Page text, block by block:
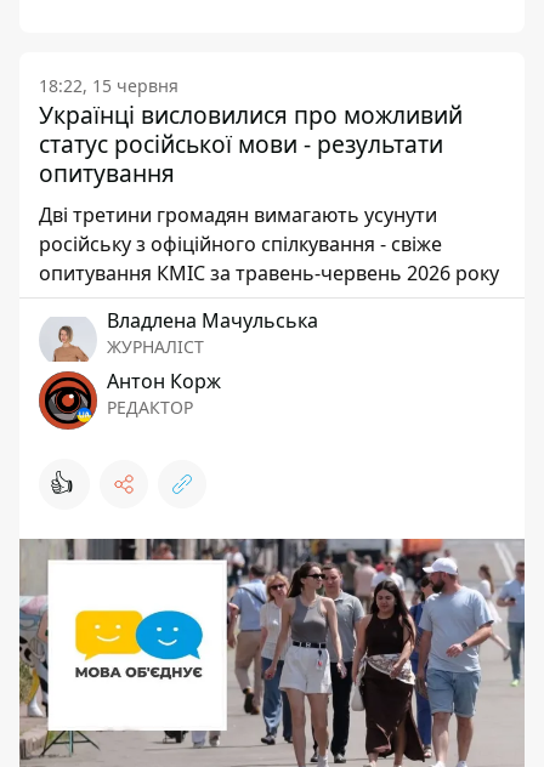
18:22, 15 червня
Українці висловилися про можливий
статус російської мови - результати
опитування
Дві третини громадян вимагають усунути
російську з офіційного спілкування - свіже
опитування КМІС за травень-червень 2026 року
Владлена Мачульська
ЖУРНАЛІСТ
Антон Корж
РЕДАКТОР
👍